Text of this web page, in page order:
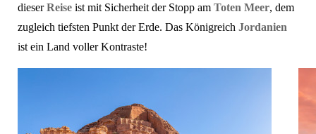
dieserReise ist mit Sicherheit der Stopp amToten Meer, dem
zugleich tiefsten Punkt der Erde. Das KönigreichJordanien
ist ein Land voller Kontraste!